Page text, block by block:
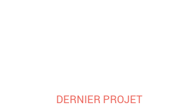
DERNIER PROJET